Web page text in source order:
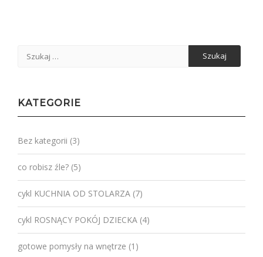
KATEGORIE
Bez kategorii (3)
co robisz źle? (5)
cykl KUCHNIA OD STOLARZA (7)
cykl ROSNĄCY POKÓJ DZIECKA (4)
gotowe pomysły na wnętrze (1)